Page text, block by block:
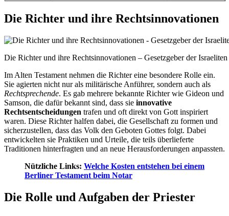
Die Richter und ihre Rechtsinnovationen
Die Richter und ihre Rechtsinnovationen – Gesetzgeber der
Im Alten Testament nehmen die Richter eine besondere Rolle ein.
Sie agierten nicht nur als militärische Anführer, sondern auch als
Rechtsprechende. Es gab mehrere bekannte Richter wie Gideon und
Samson, die dafür bekannt sind, dass sie innovative
Rechtsentscheidungen trafen und oft direkt von Gott inspiriert
waren. Diese Richter halfen dabei, die Gesellschaft zu formen und
sicherzustellen, dass das Volk den Geboten Gottes folgt. Dabei
entwickelten sie Praktiken und Urteile, die teils überlieferte
Traditionen hinterfragten und an neue Herausforderungen anpassten.
Nützliche Links: Welche Kosten entstehen bei einem
Berliner Testament beim Notar
Die Rolle und Aufgaben der Priester